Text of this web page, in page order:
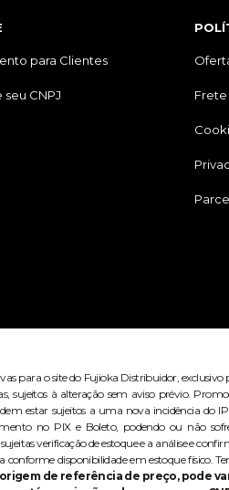
para Clientes
seu CNPJ Frete
para o site do Fujioka Distribuidor,
sujeitos à alteração sem aviso prévio.
estar sujeitos a uma nova incidência do
no PIX e Boleto, podendo ou não
verificação de estoque e a análise e
conforme disponibilidade em estoque físico.
origem de referência de preço, pode